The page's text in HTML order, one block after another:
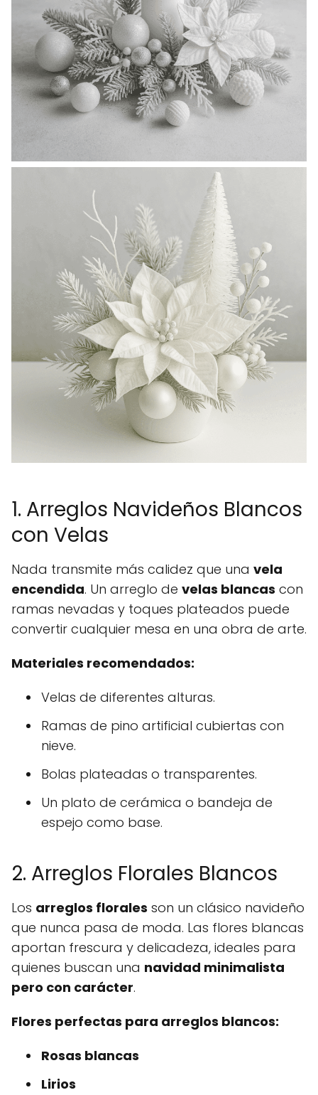
1. Arreglos Navideños Blancos
con Velas
Nada transmite más calidez que una vela
encendida. Un arreglo de velas blancas con
ramas nevadas y toques plateados puede
convertir cualquier mesa en una obra de arte.
Materiales recomendados:
Velas de diferentes alturas.
Ramas de pino artificial cubiertas con
nieve.
Bolas plateadas o transparentes.
Un plato de cerámica o bandeja de
espejo como base.
2. Arreglos Florales Blancos
Los arreglos florales son un clásico navideño
que nunca pasa de moda. Las flores blancas
aportan frescura y delicadeza, ideales para
quienes buscan una navidad minimalista
pero con carácter.
Flores perfectas para arreglos blancos:
Rosas blancas
Lirios